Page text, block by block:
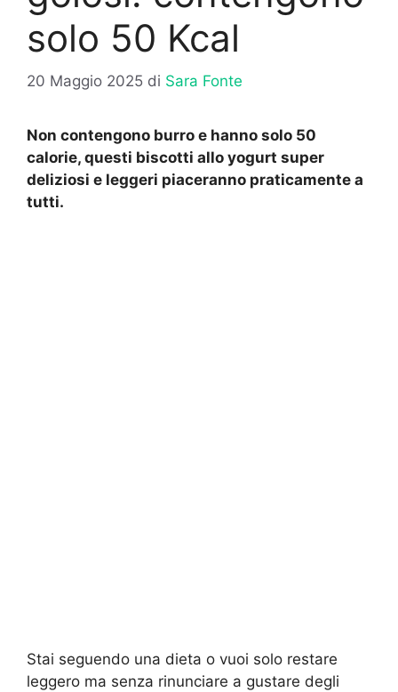
solo 50 Kcal
20 Maggio 2025 di Sara Fonte
Non contengono burro e hanno solo 50
calorie, questi biscotti allo yogurt super
deliziosi e leggeri piaceranno praticamente a
tutti.
Stai seguendo una dieta o vuoi solo restare
leggero ma senza rinunciare a gustare degli